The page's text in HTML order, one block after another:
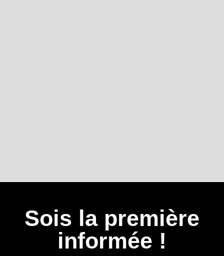
Sois la première
informée !